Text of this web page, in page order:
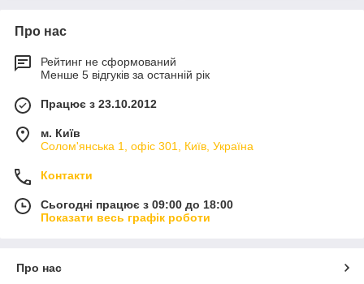
Про нас
Рейтинг не сформований
Менше 5 відгуків за останній рік
Працює з 23.10.2012
м. Київ
Солом'янська 1, офіс 301, Київ, Україна
Контакти
Сьогодні працює з 09:00 до 18:00
Показати весь графік роботи
Про нас